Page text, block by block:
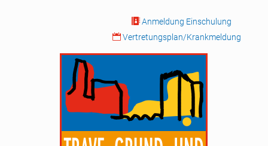
 Anmeldung Einschulung
 Vertretungsplan/Krankmeldung